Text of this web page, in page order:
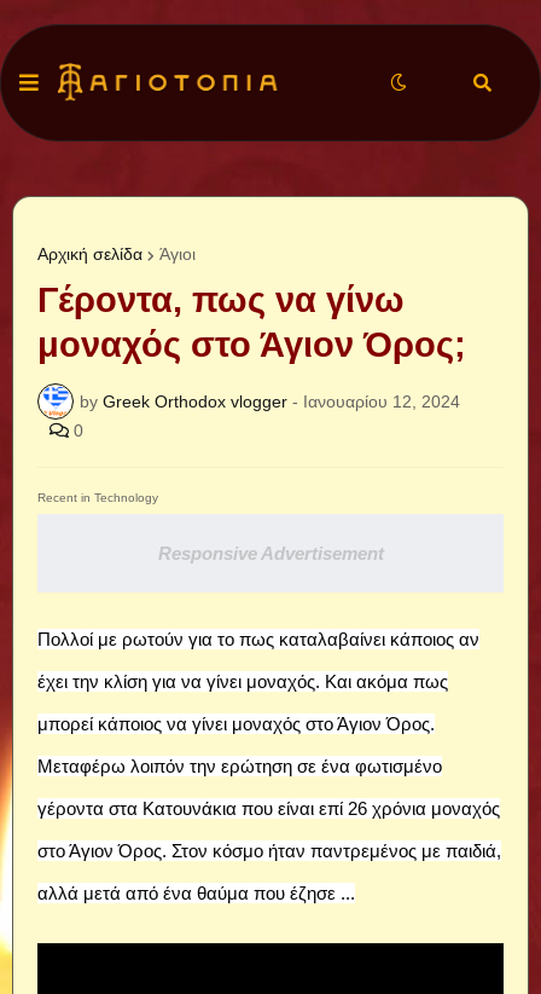
Αρχική σελίδα Άγιοι
Γέροντα, πως να γίνω
μοναχός στο Άγιον Όρος;
by Greek Orthodox vlogger - Ιανουαρίου 12, 2024
0
Recent in Technology
Responsive Advertisement
Πολλοί με ρωτούν για το πως καταλαβαίνει κάποιος αν
έχει την κλίση για να γίνει μοναχός. Και ακόμα πως
μπορεί κάποιος να γίνει μοναχός στο Άγιον Όρος.
Μεταφέρω λοιπόν την ερώτηση σε ένα φωτισμένο
γέροντα στα Κατουνάκια που είναι επί 26 χρόνια μοναχός
στο Άγιον Όρος. Στον κόσμο ήταν παντρεμένος με παιδιά,
αλλά μετά από ένα θαύμα που έζησε ...